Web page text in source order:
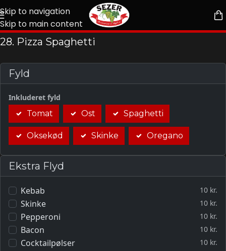
Skip to navigation
Skip to main content
28. Pizza Spaghetti